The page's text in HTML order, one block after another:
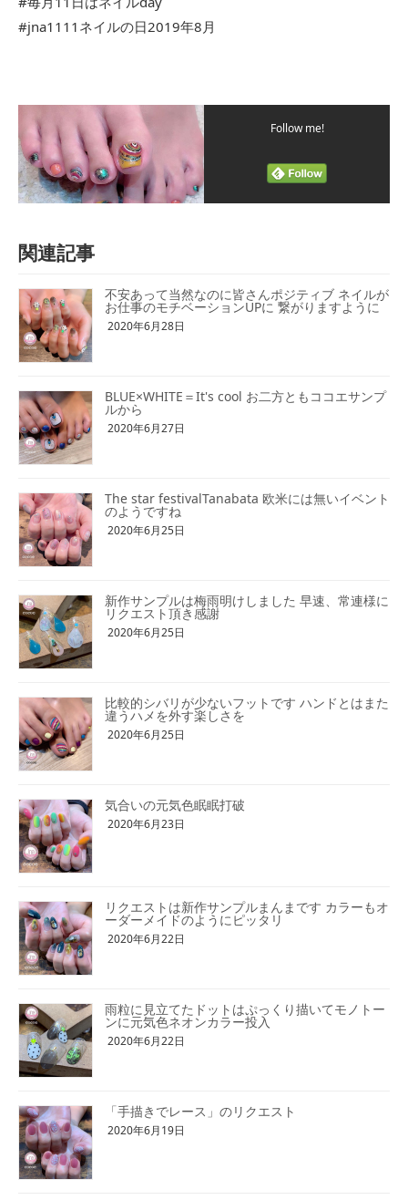
#jna1111ネイルの日2019年8月
Follow me!
関連記事
不安あって当然なのに皆さんポジティブ ネイルが
お仕事のモチベーションUPに 繋がりますように
2020年6月28日
BLUE×WHITE＝It's cool お二方ともココエサンプ
ルから
2020年6月27日
The star festivalTanabata 欧米には無いイベント
のようですね
2020年6月25日
新作サンプルは梅雨明けしました 早速、常連様に
リクエスト頂き感謝
2020年6月25日
比較的シバリが少ないフットです ハンドとはまた
違うハメを外す楽しさを
2020年6月25日
気合いの元気色眠眠打破
2020年6月23日
リクエストは新作サンプルまんまです カラーもオ
ーダーメイドのようにピッタリ
2020年6月22日
雨粒に見立てたドットはぷっくり描いてモノトー
ンに元気色ネオンカラー投入
2020年6月22日
「手描きでレース」のリクエスト
2020年6月19日